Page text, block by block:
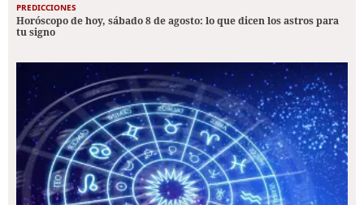
PREDICCIONES
Horóscopo de hoy, sábado 8 de agosto: lo que dicen los astros para
tu signo